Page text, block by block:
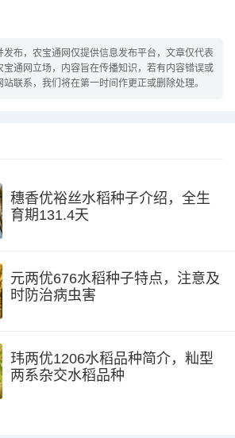
发布，农宝通网仅提供信息发布平台，文章仅代表
通网立场，内容旨在传播知识，若有内容错误或
联系，我们将在第一时间作更正或删除处理。
穗香优裕丝水稻种子介绍，全生
育期131.4天
元两优676水稻种子特点，注意及
时防治病虫害
玮两优1206水稻品种简介，籼型
两系杂交水稻品种